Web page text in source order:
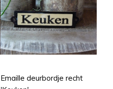
Emaille deurbordje recht